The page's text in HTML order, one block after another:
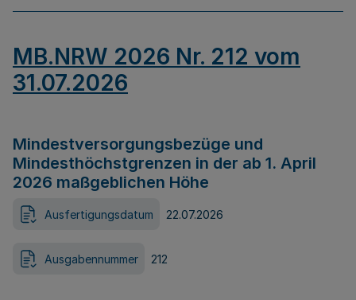
MB.NRW 2026 Nr. 212 vom
31.07.2026
Mindestversorgungsbezüge und
Mindesthöchstgrenzen in der ab 1. April
2026 maßgeblichen Höhe
Ausfertigungsdatum 22.07.2026
Ausgabennummer 212